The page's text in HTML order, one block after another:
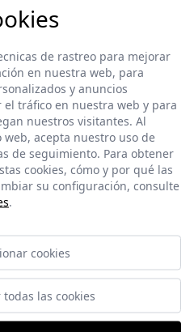
ha sido creada para
estilos y necesidades.
de rastreo para mejorar
en nuestra web, para
y anuncios
tráfico en nuestra web y para
nuestros visitantes. Al
acepta nuestro uso de
de seguimiento. Para obtener
cookies, cómo y por qué las
su configuración, consulte
.
cookies
todas las cookies